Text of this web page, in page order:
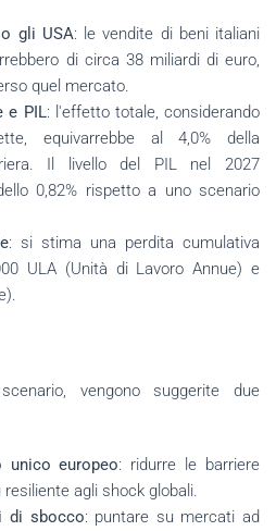
gli USA: le vendite di beni italiani
di circa 38 miliardi di euro,
quel mercato.
e PIL: l'effetto totale, considerando
equivarrebbe al 4,0% della
Il livello del PIL nel 2027
0,82% rispetto a uno scenario
: si stima una perdita cumulativa
ULA (Unità di Lavoro Annue) e
vengono suggerite due
unico europeo: ridurre le barriere
agli shock globali.
di sbocco: puntare su mercati ad